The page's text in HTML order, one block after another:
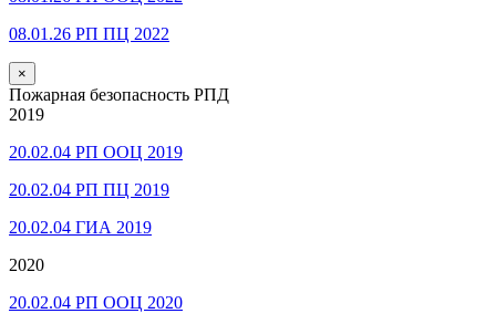
08.01.26 РП ПЦ 2022
×
Пожарная безопасность РПД
2019
20.02.04 РП ООЦ 2019
20.02.04 РП ПЦ 2019
20.02.04 ГИА 2019
2020
20.02.04 РП ООЦ 2020